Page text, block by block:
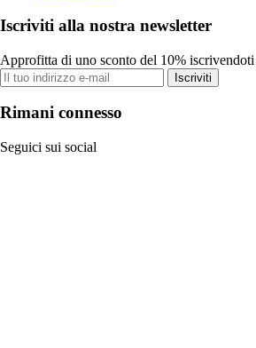
Iscriviti alla nostra newsletter
Approfitta di uno sconto del 10%
Iscriviti
Rimani connesso
Seguici sui social